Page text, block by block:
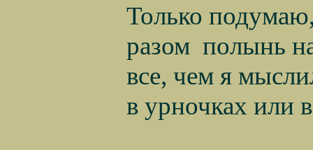
Только
разом полынь
все, чем я
в урночках или